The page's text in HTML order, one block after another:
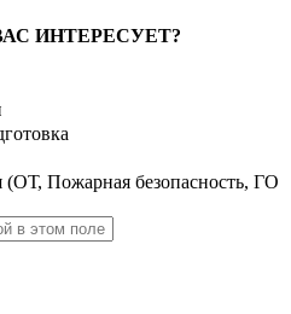
ИНТЕРЕСУЕТ?
(ОТ, Пожарная безопасность, ГО